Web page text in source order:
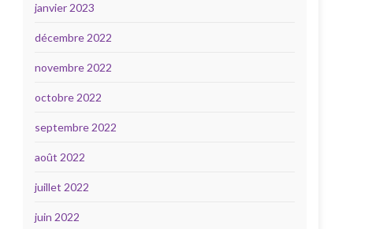
janvier 2023
décembre 2022
novembre 2022
octobre 2022
septembre 2022
août 2022
juillet 2022
juin 2022